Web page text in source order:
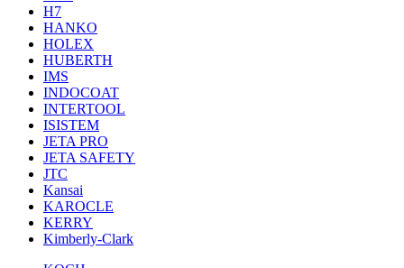
H7
HANKO
HOLEX
HUBERTH
IMS
INDOCOAT
INTERTOOL
ISISTEM
JETA PRO
JETA SAFETY
JTC
Kansai
KAROCLE
KERRY
Kimberly-Clark